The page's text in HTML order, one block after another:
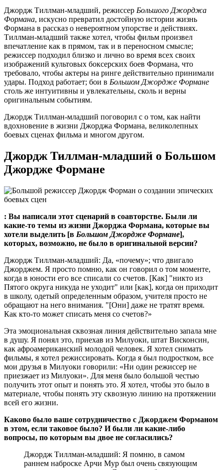
Джордж Тиллман-младший, режиссер Большого Джорджа
Формана, искусно превратил достойную истории жизнь
Формана в рассказ о невероятном упорстве и действиях.
Тиллман-младший также хотел, чтобы фильм произвел
впечатление как в прямом, так и в переносном смысле;
режиссер подходил близко и лично во время всех своих
изображений культовых боксерских боев Формана, что
требовало, чтобы актеры на ринге действительно принимали
удары. Подход работает; бои в Большом Джордже Формане
столь же интуитивны и увлекательны, сколь и верны
оригинальным событиям.
Джордж Тиллман-младший поговорил с о том, как найти
вдохновение в жизни Джорджа Формана, великолепных
боевых сценах фильма и многом другом.
Джордж Тиллман-младший о Большом
Джордже Формане
: Вы написали этот сценарий в соавторстве. Были ли
какие-то темы из жизни Джорджа Формана, которые вы
хотели выделить [в Большом Джордже Формане],
которых, возможно, не было в оригинальной версии?
Джордж Тиллман-младший: Да, «почему»; что двигало
Джорджем. Я просто помню, как он говорил о том моменте,
когда в юности его все списали со счетов. [Как] "никто из
Пятого округа никуда не уходит" или [как], когда он приходит
в школу, одетый определенным образом, учителя просто не
обращают на него внимания. "[Они] даже не тратят время.
Как кто-то может списать меня со счетов?»
Эта эмоциональная сквозная линия действительно запала мне
в душу. Я понял это, приехав из Милуоки, штат Висконсин,
как афроамериканский молодой человек. Я хотел снимать
фильмы, я хотел режиссировать. Когда я был подростком, все
мои друзья в Милуоки говорили: «Ни один режиссер не
приезжает из Милуоки». Для меня было большой честью
получить этот опыт и понять это. Я хотел, чтобы это было в
материале, чтобы понять эту сквозную линию на протяжении
всей его жизни.
Каково было ваше сотрудничество с Джорджем Форманом
в этом, если таковое было? И были ли какие-либо
вопросы, по которым вы двое не согласились?
Джордж Тиллман-младший: Я помню, в самом
раннем наброске Арчи Мур был очень связующим